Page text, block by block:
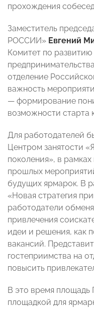
прохождения
Заместитель
РОССИИ» Евгений
Комитет по
отделение
важность
— формирование
возможности старта
Для работодателей
Центром занятости
поколения», в
прошлых
будущих ярмарок. В
«Новая стратегия
работодатели
привлечения
идеи и решения, как
вакансий.
гостеприимства на
повысить
В это время площадь
площадкой для